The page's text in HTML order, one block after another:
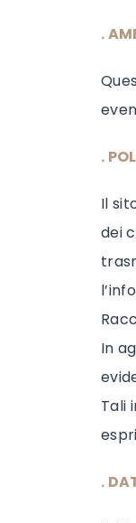
.
.
Il
dei
In
Tali
.